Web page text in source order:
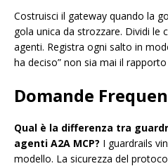
Costruisci il gateway quando la
gola unica da strozzare. Dividi le
agenti. Registra ogni salto in
ha deciso” non sia mai il rapporto
Domande
Qual è la differenza tra
agenti A2A MCP? I guardrails
modello. La sicurezza del